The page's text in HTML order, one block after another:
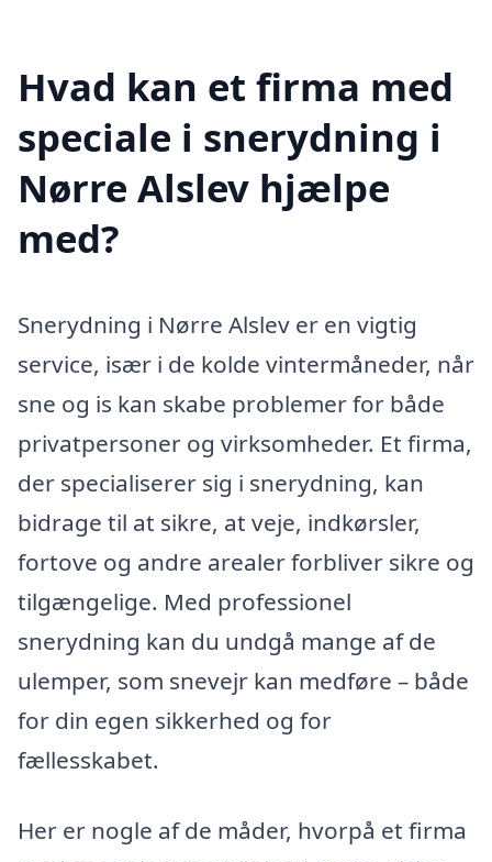
Hvad kan et firma med
speciale i snerydning i
Nørre Alslev hjælpe
med?
Snerydning i Nørre Alslev er en vigtig
service, især i de kolde vintermåneder, når
sne og is kan skabe problemer for både
privatpersoner og virksomheder. Et firma,
der specialiserer sig i snerydning, kan
bidrage til at sikre, at veje, indkørsler,
fortove og andre arealer forbliver sikre og
tilgængelige. Med professionel
snerydning kan du undgå mange af de
ulemper, som snevejr kan medføre – både
for din egen sikkerhed og for
fællesskabet.
Her er nogle af de måder, hvorpå et firma